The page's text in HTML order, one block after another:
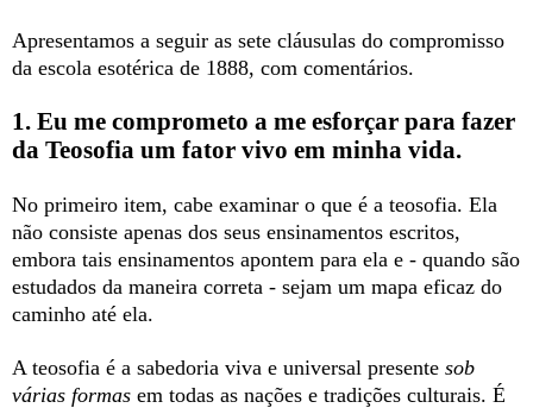
Apresentamos a seguir as sete cláusulas do compromisso
da escola esotérica de 1888, com comentários.
1. Eu me comprometo a me esforçar para fazer
da Teosofia um fator vivo em minha vida.
No primeiro item, cabe examinar o que é a teosofia. Ela
não consiste apenas dos seus ensinamentos escritos,
embora tais ensinamentos apontem para ela e - quando são
estudados da maneira correta - sejam um mapa eficaz do
caminho até ela.
A teosofia é a sabedoria viva e universal presente sob
várias formas em todas as nações e tradições culturais. É